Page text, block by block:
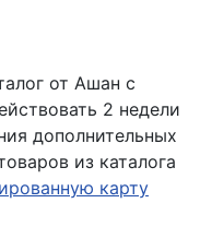
от Ашан с
2 недели
дополнительных
из каталога
карту